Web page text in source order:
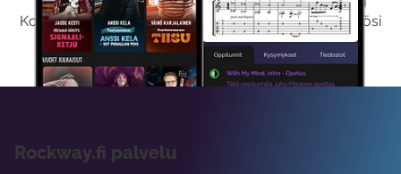
Kokeilemalla ilmaiseksi saat koko sisältömme käyttöösi
viikon ajaksi.
Rockway.fi palvelu